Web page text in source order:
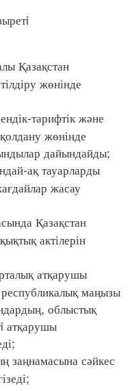
Қазақстан
жөнінде
тарифтік және
жөнінде
дайындайды;
ақ тауарларды
жасау
Қазақстан
актілерін
атқарушы
маңызы
облыстық
атқарушы
заңнамасына сәйкес